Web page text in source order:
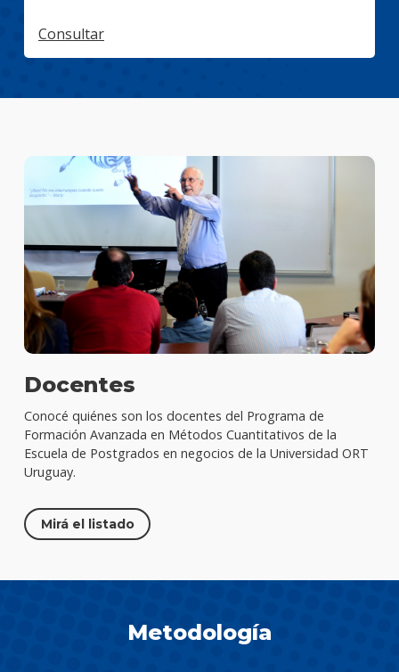
Consultar
Docentes
Conocé quiénes son los docentes del Programa de
Formación Avanzada en Métodos Cuantitativos de la
Escuela de Postgrados en negocios de la Universidad ORT
Uruguay.
Mirá el listado
Metodología